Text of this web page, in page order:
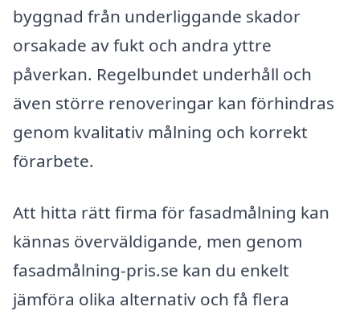
byggnad från underliggande skador
orsakade av fukt och andra yttre
påverkan. Regelbundet underhåll och
även större renoveringar kan förhindras
genom kvalitativ målning och korrekt
förarbete.
Att hitta rätt firma för fasadmålning kan
kännas överväldigande, men genom
fasadmålning-pris.se kan du enkelt
jämföra olika alternativ och få flera